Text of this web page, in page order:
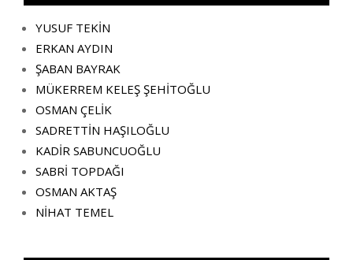
YUSUF TEKİN
ERKAN AYDIN
ŞABAN BAYRAK
MÜKERREM KELEŞ ŞEHİTOĞLU
OSMAN ÇELİK
SADRETTİN HAŞILOĞLU
KADİR SABUNCUOĞLU
SABRİ TOPDAĞI
OSMAN AKTAŞ
NİHAT TEMEL